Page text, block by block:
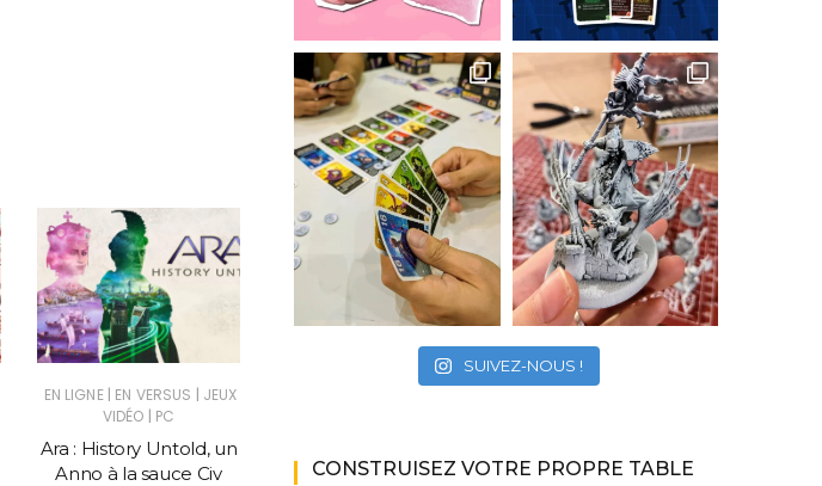
EN LIGNE | EN VERSUS | JEUX
VIDÉO | PC
Ara : History Untold, un
Anno à la sauce Civ
pour Peak
Monster Hunter Wilds :
SUIVEZ-NOUS !
CONSTRUISEZ VOTRE PROPRE TABLE